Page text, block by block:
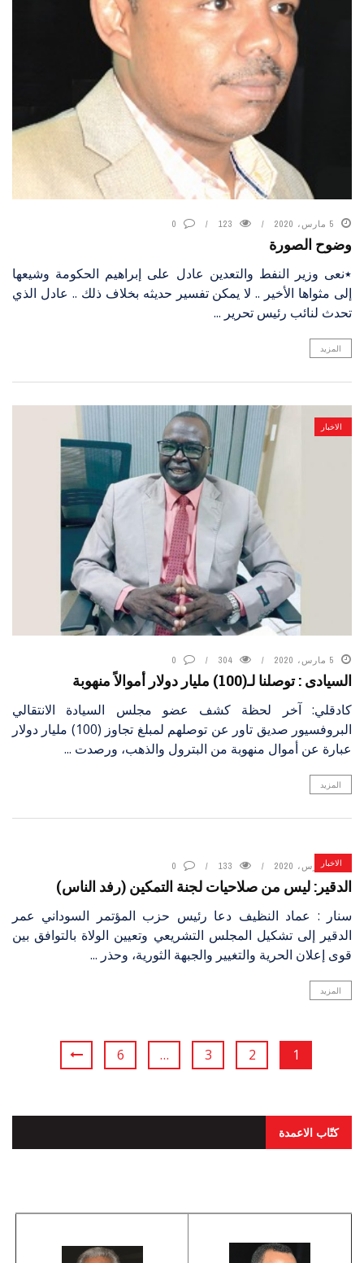
5 مارس، 2020 123
0
وضوح الصورة
٭نعى وزير النفط والتعدين عادل على إبراهيم الحكومة وشيعها
إلى مثواها الأخير .. لا يمكن تفسير حديثه بخلاف ذلك .. عادل الذي
تحدث لنائب رئيس تحرير ...
المزيد
الاخبار
5 مارس، 2020 304
0
السيادى : توصلنا لـ(100) مليار دولار أموالاً منهوبة
كادقلي: آخر لحظة كشف عضو مجلس السيادة الانتقالي
البروفسيور صديق تاور عن توصلهم لمبلغ تجاوز (100) مليار دولار
عبارة عن أموال منهوبة من البترول والذهب، ورصدت ...
المزيد
الاخبار
5 مارس، 2020 133
0
الدقير: ليس من صلاحيات لجنة التمكين (رفد الناس)
سنار : عماد النظيف دعا رئيس حزب المؤتمر السوداني عمر
الدقير إلى تشكيل المجلس التشريعي وتعيين الولاة بالتوافق بين
قوى إعلان الحرية والتغيير والجبهة الثورية، وحذر ...
المزيد
1
2
3
…
6
كتّاب الاعمدة